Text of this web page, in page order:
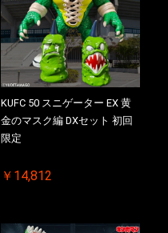
KUFC 50 スニゲーター EX 黄
金のマスク編 DXセット 初回
限定
￥14,812